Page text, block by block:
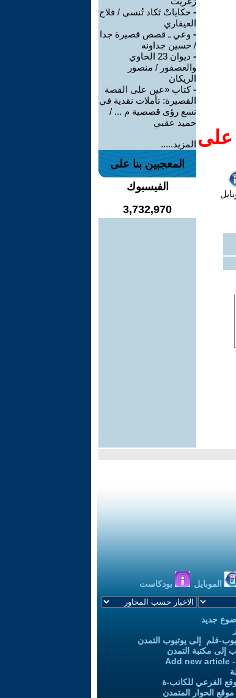
على
- حكاياتْ تَكاد تُنسى / فلاح
العيفاري
- وعي ـ قصص قصيرة جدا
/ حسين جداونه
-
ديوان 23 الحاوي
والعصفور / منصور
الريكان
-كتاب «عين على القصة
القصيرة: تأملات نقدية في
تسع رؤى قصصية م ... /
حميد عقبي
المزيد.....
المعجبين بنا على
الفيسبوك
3,732,970
الموبايل بودكاست
جديد
فلم إلى يوتيوب التمدن
إلى مكتبة التمدن
Add new article
الفرعي للكاتب-ة
الحوار المتمدن